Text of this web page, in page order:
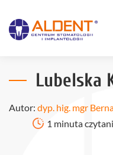
Lubelska
Autor: dyp. hig. mgr
1 minuta